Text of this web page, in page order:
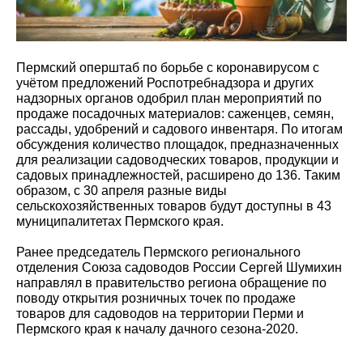
Пермский оперштаб по борьбе с коронавирусом с
учётом предложений Роспотребнадзора и других
надзорных органов одобрил план мероприятий по
продаже посадочных материалов: саженцев, семян,
рассады, удобрений и садового инвентаря. По итогам
обсуждения количество площадок, предназначенных
для реализации садоводческих товаров, продукции и
садовых принадлежностей, расширено до 136. Таким
образом, с 30 апреля разные виды
сельскохозяйственных товаров будут доступны в 43
муниципалитетах Пермского края.
Ранее председатель Пермского регионального
отделения Союза садоводов России Сергей Шумихин
направлял в правительство региона обращение по
поводу открытия розничных точек по продаже
товаров для садоводов на территории Перми и
Пермского края к началу дачного сезона-2020.